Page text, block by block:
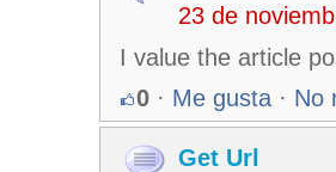
23 de
I value the article
0 · Me gusta · No
Get Url